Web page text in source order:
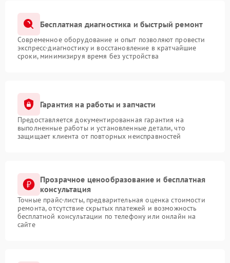
Бесплатная диагностика и быстрый ремонт
Современное оборудование и опыт позволяют провести
экспресс-диагностику и восстановление в кратчайшие
сроки, минимизируя время без устройства
Гарантия на работы и запчасти
Предоставляется документированная гарантия на
выполненные работы и установленные детали, что
защищает клиента от повторных неисправностей
Прозрачное ценообразование и бесплатная
консультация
Точные прайс-листы, предварительная оценка стоимости
ремонта, отсутствие скрытых платежей и возможность
бесплатной консультации по телефону или онлайн на
сайте